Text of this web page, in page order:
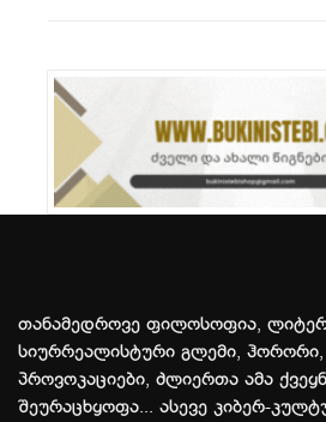
თანამედროვე ფილოსოფია,
სიურრეალისტური გლემი,
პროვოკაციები, ძლიერთა ამა
შეურაცხყოფა... ასევე კიბერ-